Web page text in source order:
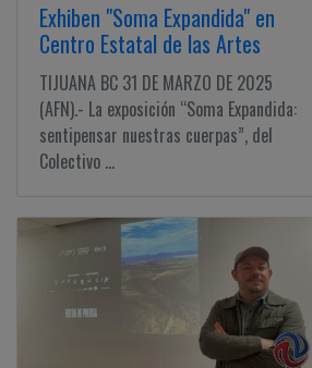
Exhiben "Soma Expandida" en
Centro Estatal de las Artes
TIJUANA BC 31 DE MARZO DE 2025
(AFN).- La exposición “Soma Expandida:
sentipensar nuestras cuerpas”, del
Colectivo ...